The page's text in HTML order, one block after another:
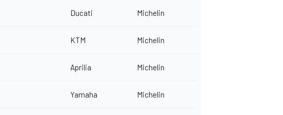
Ducati Michelin
KTM Michelin
Aprilia Michelin
Yamaha Michelin